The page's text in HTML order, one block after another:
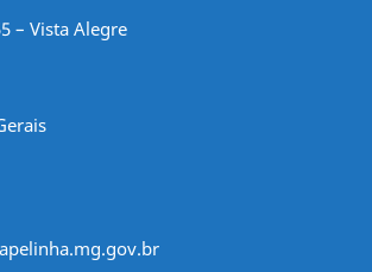
– Vista Alegre